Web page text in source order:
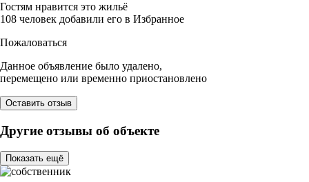
Гостям нравится это жильё
108 человек добавили его в Избранное
Пожаловаться
Данное объявление было удалено,
перемещено или временно приостановлено
Оставить отзыв
Другие отзывы об объекте
Показать ещё